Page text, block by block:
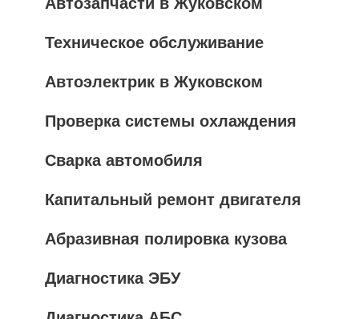
Техническое обслуживание
Автоэлектрик в Жуковском
Проверка системы охлаждения
Сварка автомобиля
Капитальный ремонт двигателя
Абразивная полировка кузова
Диагностика ЭБУ